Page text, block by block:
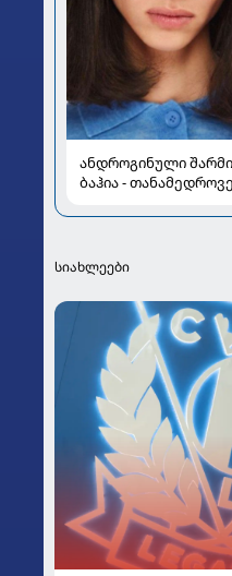
ანდროგინული
ბაჰია -
სიახლეები